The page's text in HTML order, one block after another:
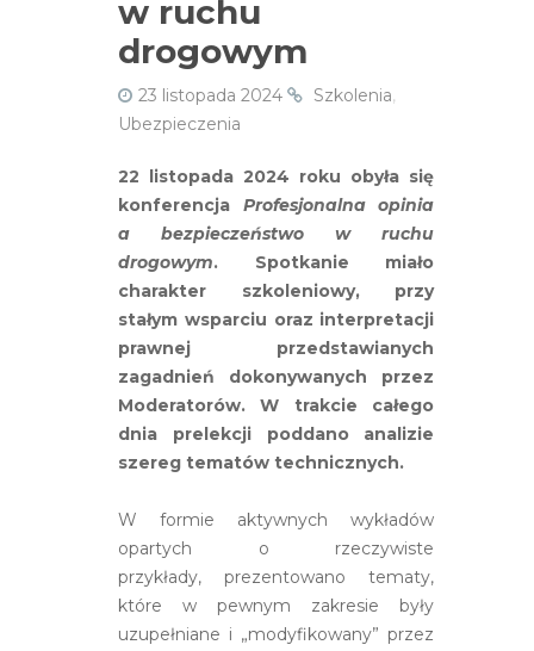
w ruchu
drogowym
23 listopada 2024 Szkolenia,
Ubezpieczenia
22 listopada 2024 roku obyła się
konferencja Profesjonalna opinia
a bezpieczeństwo w ruchu
drogowym. Spotkanie miało
charakter szkoleniowy, przy
stałym wsparciu oraz interpretacji
prawnej przedstawianych
zagadnień dokonywanych przez
Moderatorów. W trakcie całego
dnia prelekcji poddano analizie
szereg tematów technicznych.
W formie aktywnych wykładów
opartych o rzeczywiste
przykłady, prezentowano tematy,
które w pewnym zakresie były
uzupełniane i „modyfikowany” przez